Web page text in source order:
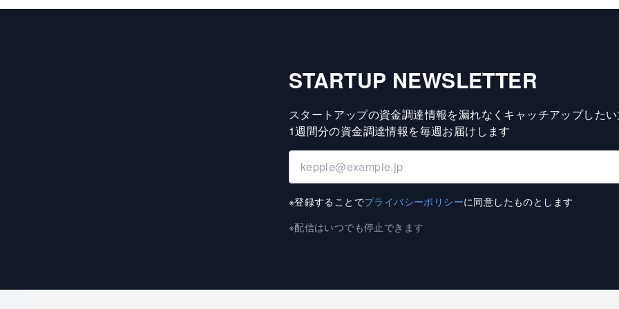
STARTUP NEWSLETTER
スタートアップの資金調達情報を漏れなくキャッチアップした
1週間分の資金調達情報を毎週お届けします
※登録することでプライバシーポリシーに同意したものとします
※配信はいつでも停止できます